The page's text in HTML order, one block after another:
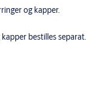
og kapper.
bestilles separat.